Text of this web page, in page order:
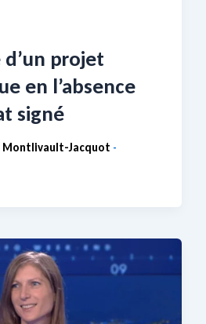
projet
en l’absence
signé
Montlivault-Jacquot -